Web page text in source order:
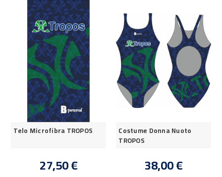
Telo Microfibra TROPOS
27,50 €
Costume Donna Nuoto
TROPOS
38,00 €